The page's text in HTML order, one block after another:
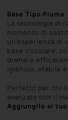
Base Tipo Piuma
La tecnologia di
momento di
un’esperienza
base circolare,
drenare
igienico, stabile
Perfetto per chi
avanzata con il
Aggiungilo al